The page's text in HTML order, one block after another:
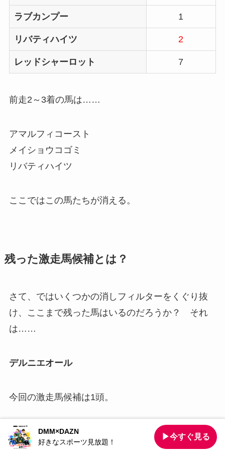
ラブカンプー 1
リバティハイツ 2
レッドシャーロット 7
前走2～3着の馬は……
アマルフィコースト
メイショウコゴミ
リバティハイツ
ここではこの馬たちが消える。
残った激走馬候補とは？
さて、ではいくつかの消しフィルターをくぐり抜
け、ここまで残った馬はいるのだろうか？ それ
は……
デルニエオール
今回の激走馬候補は1頭。
馬券の軸にするもよし、相手に加えるもよし。ど
んな扱いにするにせよ、気にかけてみるのがいい
DMM×DAZN
好きなスポーツ見放題！
▶今すぐ見る